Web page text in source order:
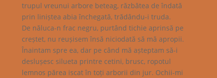
trupul vreunui arbore beteag, răzbătea de îndată
prin liniștea abia închegată, trădându-i truda.
De năluca-n frac negru, purtând tichie aprinsă pe
creștet, nu reușisem însă niciodată să mă apropii.
Înaintam spre ea, dar pe când mă așteptam să-i
deslușesc silueta printre cetini, brusc, ropotul
lemnos părea iscat în toți arborii din jur. Ochii-mi